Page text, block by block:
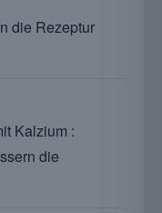
die Rezeptur
Kalzium :
die